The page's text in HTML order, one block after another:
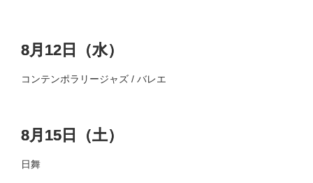
8月12日（水）
コンテンポラリージャズ / バレエ
8月15日（土）
日舞